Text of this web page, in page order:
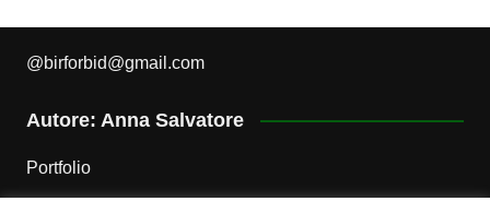
@birforbid@gmail.com
Autore: Anna Salvatore
Portfolio